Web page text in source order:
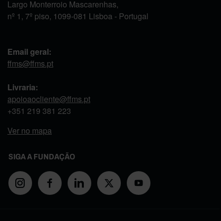
Largo Monterroio Mascarenhas,
nº 1, 7º piso, 1099-081 Lisboa - Portugal
Email geral:
ffms@ffms.pt
Livraria:
apoioaocliente@ffms.pt
+351 219 381 223
Ver no mapa
SIGA A FUNDAÇÃO